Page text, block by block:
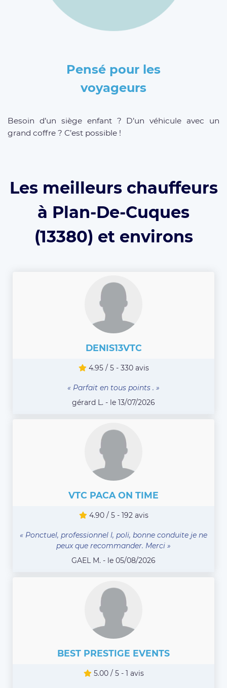
Pensé pour les
voyageurs
Besoin d’un siège enfant ? D’un véhicule avec un
grand coffre ? C’est possible !
Les meilleurs chauffeurs
à Plan-De-Cuques
(13380) et environs
DENIS13VTC
4.95 / 5 - 330 avis
« Parfait en tous points . »
gérard L. - le 13/07/2026
VTC PACA ON TIME
4.90 / 5 - 192 avis
« Ponctuel, professionnel l, poli, bonne conduite je ne
peux que recommander. Merci »
GAEL M. - le 05/08/2026
BEST PRESTIGE EVENTS
5.00 / 5 - 1 avis